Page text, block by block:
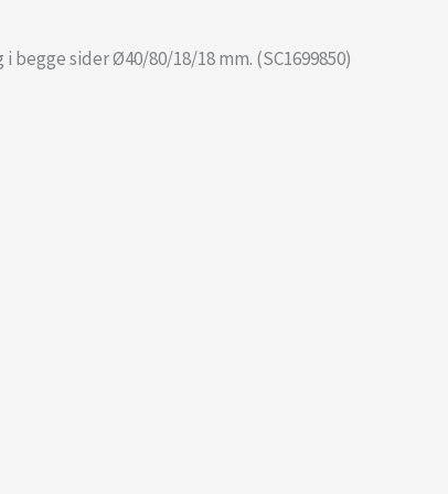
sider Ø40/80/18/18 mm. (SC1699850)